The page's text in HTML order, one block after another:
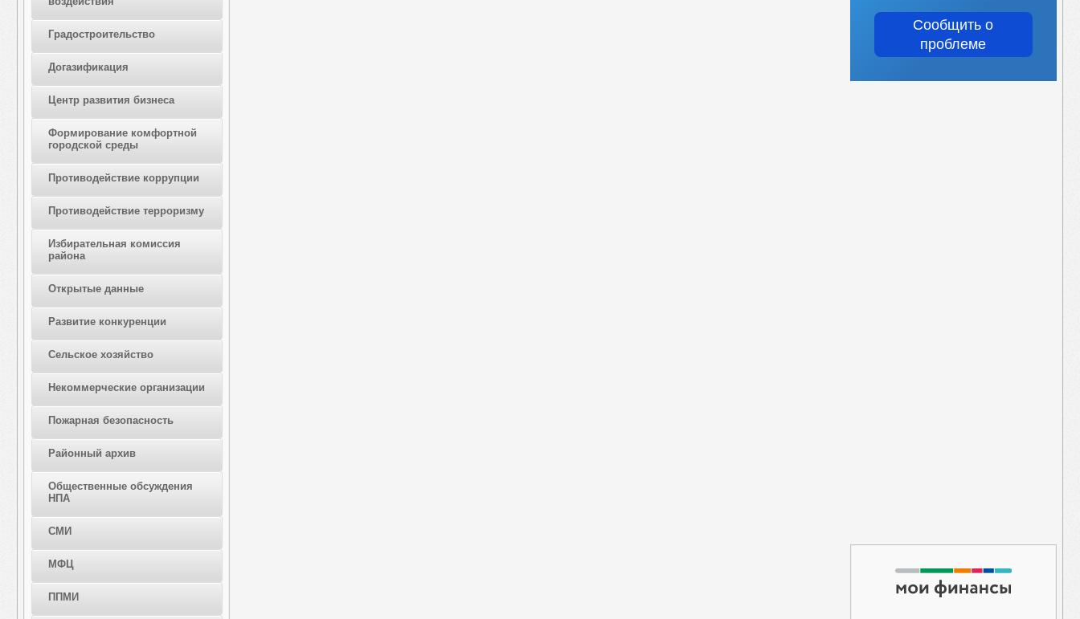
Градостроительство
Догазификация
Центр развития бизнеса
Формирование комфортной
городской среды
Противодействие коррупции
Противодействие терроризму
Избирательная комиссия
района
Открытые данные
Развитие конкуренции
Сельское хозяйство
Некоммерческие организации
Пожарная безопасность
Районный архив
Общественные обсуждения
НПА
СМИ
МФЦ
ППМИ
Сообщить о
проблеме